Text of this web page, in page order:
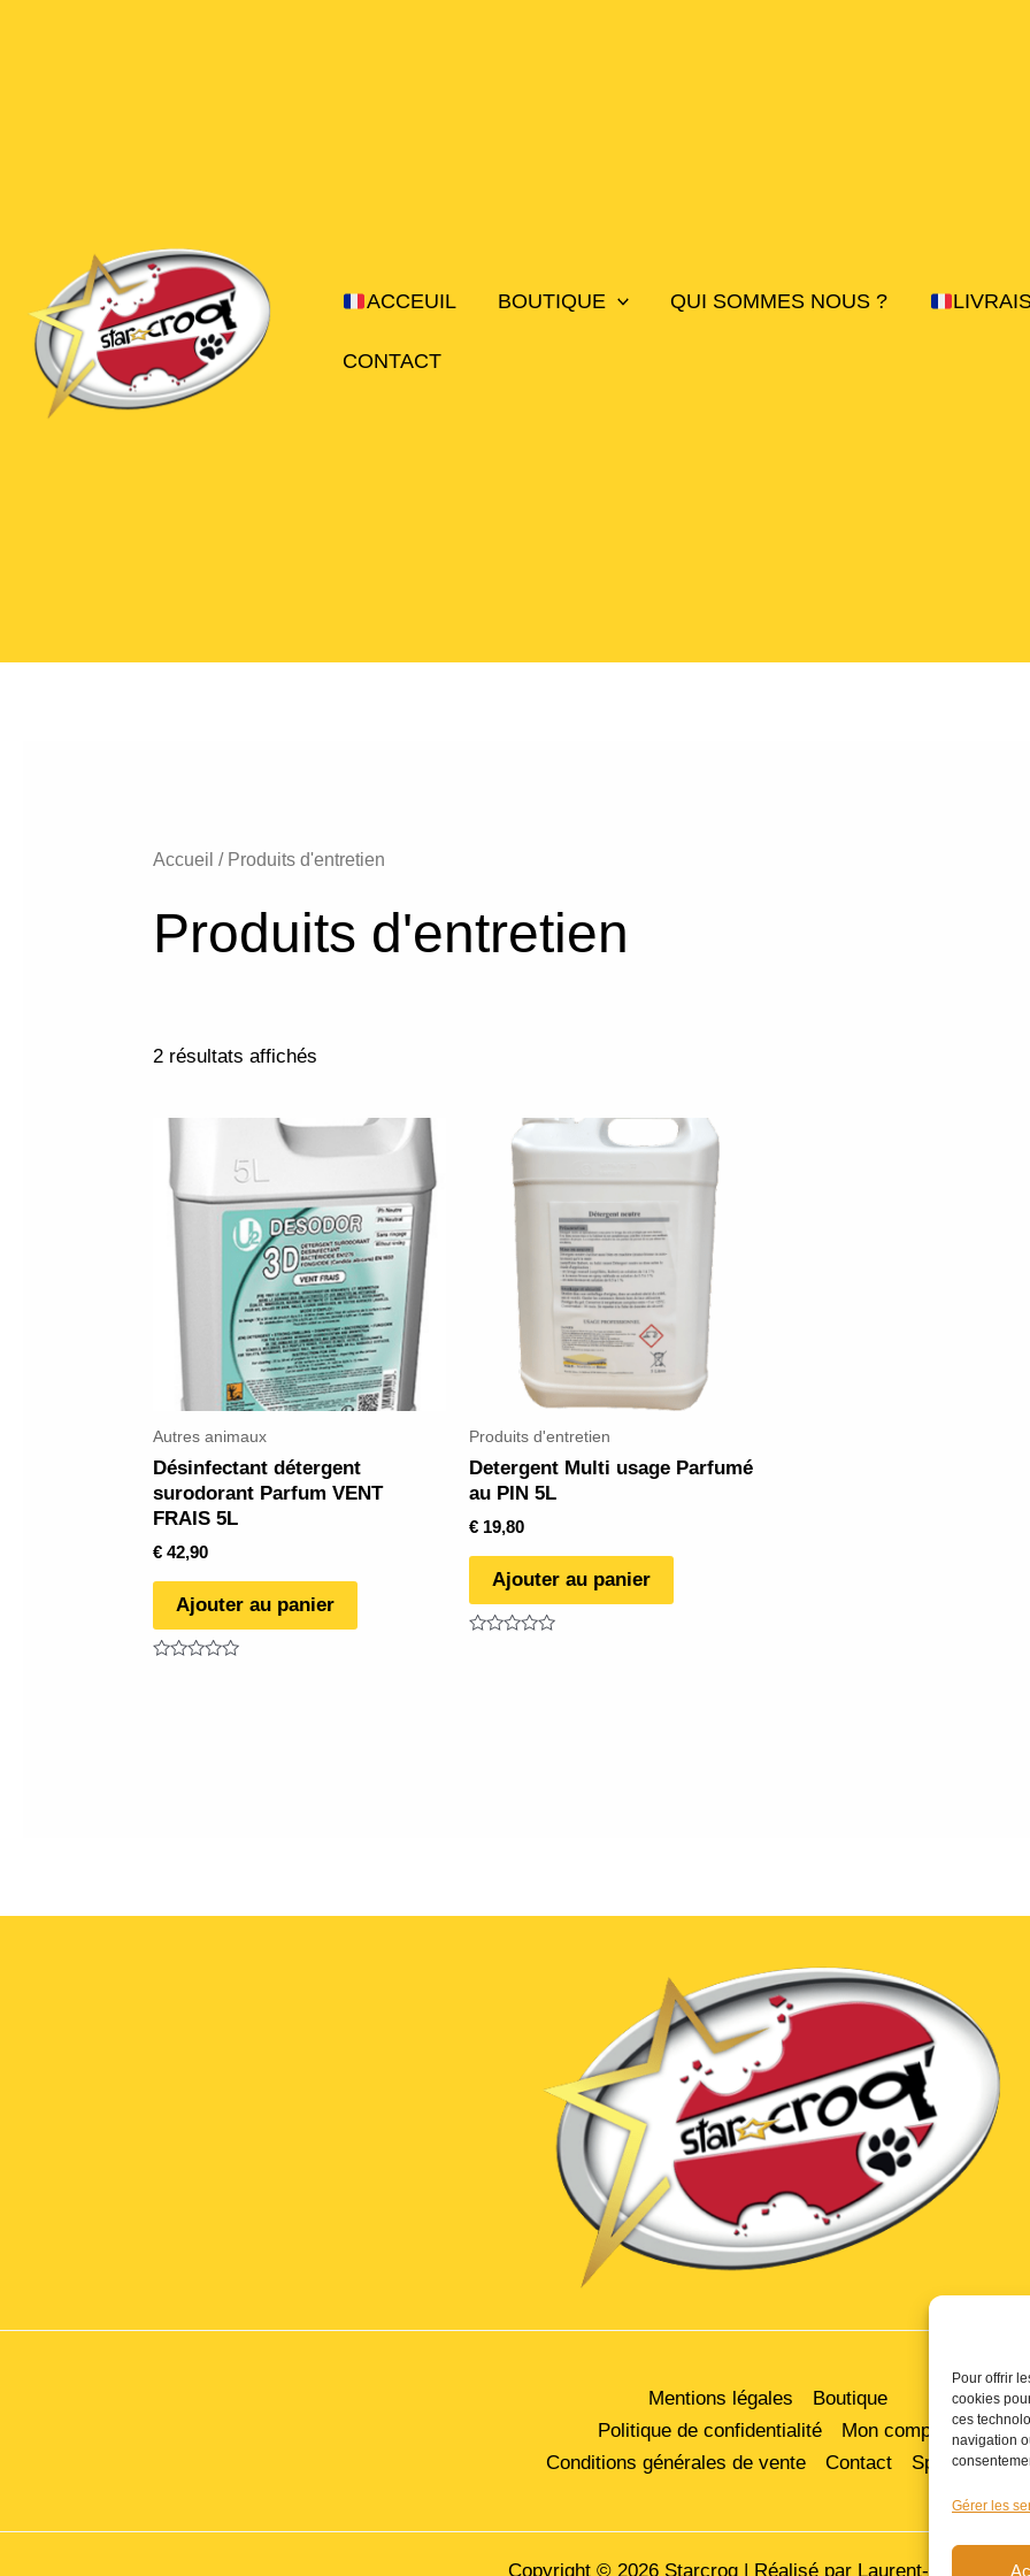
Pour offrir
cookies
ces
navigation
Gérer les
ACCEUIL BOUTIQUE QUI SOMMES NOUS ?
CONTACT
Accueil / Produits d'entretien
Produits d'entretien
2 résultats affichés
Autres animaux
Désinfectant détergent
surodorant Parfum VENT
FRAIS 5L
€ 42,90
Ajouter au panier
Produits d'entretien
Detergent Multi usage Parfumé
au PIN 5L
€19,80
Ajouter au panier
Mentions légales
Boutique
Politique de confidentialité
Mon compte
Conditions générales de vente
Contact Sponsoring
Copyright © 2026 Starcroq | Réalisé par Laurent-